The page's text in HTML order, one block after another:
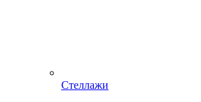
Стеллажи